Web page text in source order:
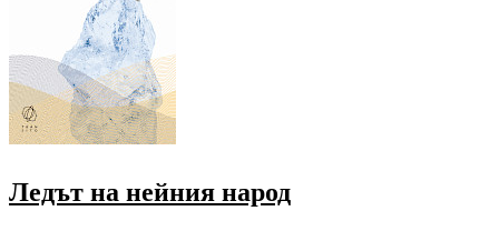
Ледът на нейния народ